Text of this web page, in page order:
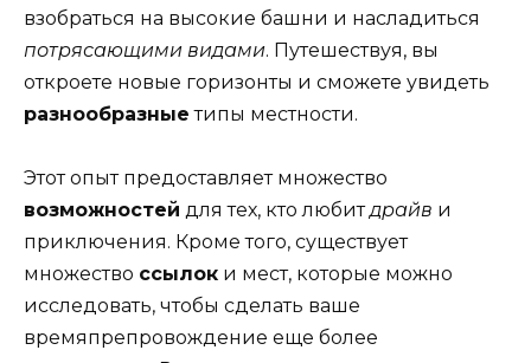
взобраться на высокие башни и насладиться
потрясающими видами. Путешествуя, вы
откроете новые горизонты и сможете увидеть
разнообразные типы местности.
Этот опыт предоставляет множество
возможностей для тех, кто любитдрайв и
приключения. Кроме того, существует
множество ссылок и мест, которые можно
исследовать, чтобы сделать ваше
времяпрепровождение еще более